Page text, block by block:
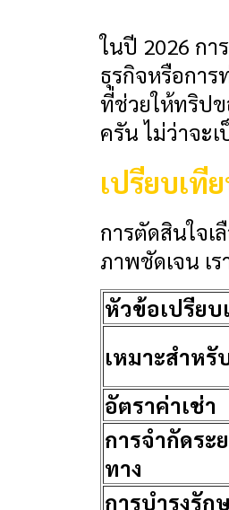
ในปี 2026 กา
ธุรกิจหรือการ
ที่ช่วยให้ทริป
ครัน ไม่ว่าจะเ
เปรียบเที
การตัดสินใจเ
ภาพชัดเจน เ
หัวข้อเปรียบ
เหมาะสำหรั
อัตราค่าเช่า
การจำกัดระ
ทาง
การบำรุงรัก